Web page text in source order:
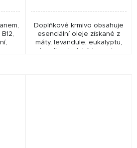
Doplňkové krmivo obsahuje
esenciální oleje získané z
máty, levandule, eukalyptu,
niaouli a skotské borovice.